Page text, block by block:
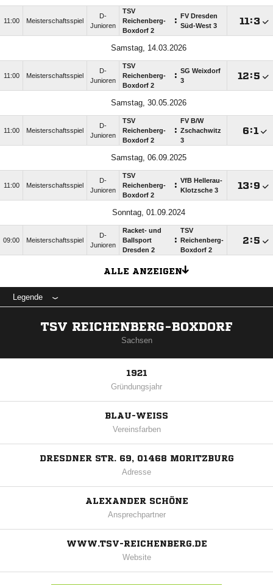
11:00 Meisterschaftsspiel
D-
Junioren
TSV
Reichenberg-
Boxdorf 2
:
FV Dresden
Süd-West 3
:
Samstag, 14.03.2026
11:00 Meisterschaftsspiel
D-
Junioren
TSV
Reichenberg-
Boxdorf 2
: SG Weixdorf
3
:
Samstag, 30.05.2026
11:00 Meisterschaftsspiel
D-
Junioren
TSV
Reichenberg-
Boxdorf 2
:
FV B/​W
Zschachwitz
3
:
Samstag, 06.09.2025
11:00 Meisterschaftsspiel
D-
Junioren
TSV
Reichenberg-
Boxdorf 2
: VfB Hellerau-
Klotzsche 3
:
Sonntag, 01.09.2024
09:00 Meisterschaftsspiel
D-
Junioren
Racket- und
Ballsport
Dresden 2
:
TSV
Reichenberg-
Boxdorf 2
:
ALLE ANZEIGEN
Legende
TSV REICHENBERG-BOXDORF
Sachsen
1921
Gründungsjahr
BLAU-WEISS
Vereinsfarben
DRESDNER STR. 69, 01468 MORITZBURG
Adresse
ALEXANDER SCHÖNE
Ansprechpartner
WWW.TSV-REICHENBERG.DE
Website